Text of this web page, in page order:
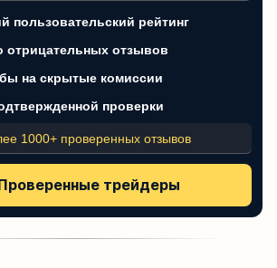
пользовательский рейтинг
отрицательных отзывов
на скрытые комиссии
проверки
1000+ проверенных отзывов